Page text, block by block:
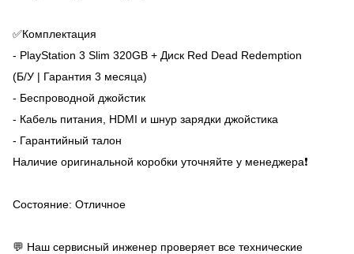
✅Комплектация
- PlayStation 3 Slim 320GB + Диск Red Dead Redemption
(Б/У | Гарантия 3 месяца)
- Беспроводной джойстик
- Кабель питания, HDMI и шнур зарядки джойстика
- Гарантийный талон
Наличие оригинальной коробки уточняйте у менеджера❗️
Состояние: Отличное
💬 Наш сервисный инженер проверяет все технические